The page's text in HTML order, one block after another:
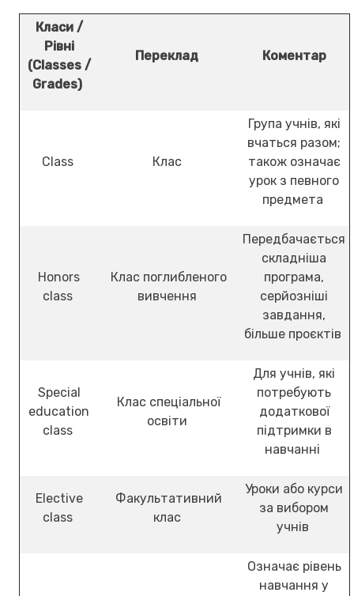
Класи /
Рівні
(Classes /
Grades)
Переклад Коментар
Class Клас
Група учнів, які
вчаться разом;
також означає
урок з певного
предмета
Honors
class
Клас поглибленого
вивчення
Передбачається
складніша
програма,
серйозніші
завдання,
більше проєктів
Special
education
class
Клас спеціальної
освіти
Для учнів, які
потребують
додаткової
підтримки в
навчанні
Elective
class
Факультативний
клас
Уроки або курси
за вибором
учнів
Означає рівень
навчання у